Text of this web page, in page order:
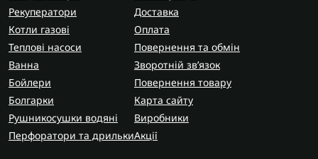
Рекуператори
Котли газові
Теплові насоси
Ванна
Бойлери
Болгарки
Рушникосушки водяні
Перфоратори та дрильки
Доставка
Оплата
Повернення та обмін
Зворотній зв’язок
Повернення товару
Карта сайту
Виробники
Акції